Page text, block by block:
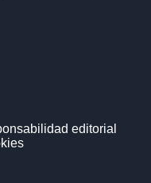
editorial